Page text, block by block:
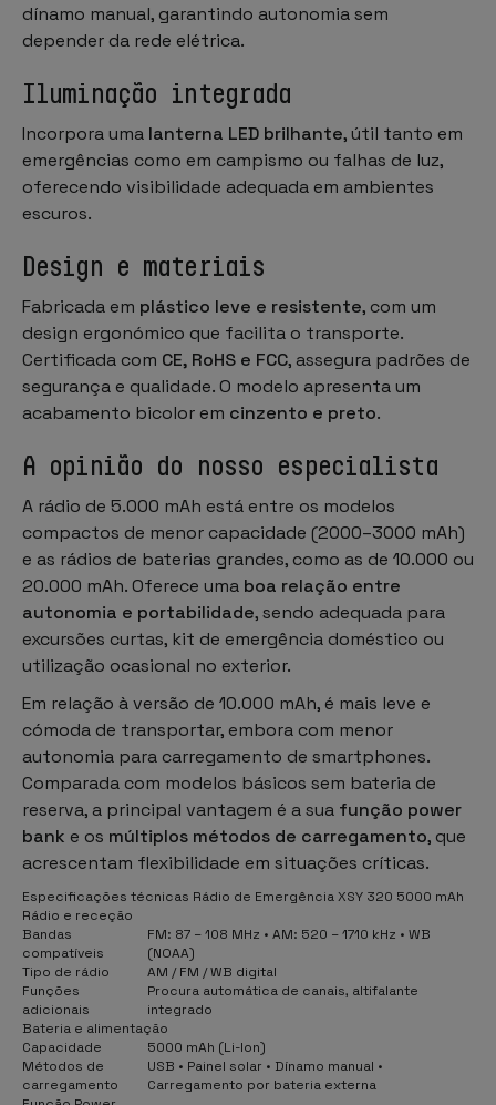
dínamo manual, garantindo autonomia sem
depender da rede elétrica.
Iluminação integrada
Incorpora uma lanterna LED brilhante, útil tanto em
emergências como em campismo ou falhas de luz,
oferecendo visibilidade adequada em ambientes
escuros.
Design e materiais
Fabricada em plástico leve e resistente, com um
design ergonómico que facilita o transporte.
Certificada com CE, RoHS e FCC, assegura padrões de
segurança e qualidade. O modelo apresenta um
acabamento bicolor em cinzento e preto.
A opinião do nosso especialista
A rádio de 5.000 mAh está entre os modelos
compactos de menor capacidade (2000–3000 mAh)
e as rádios de baterias grandes, como as de 10.000 ou
20.000 mAh. Oferece uma boa relação entre
autonomia e portabilidade, sendo adequada para
excursões curtas, kit de emergência doméstico ou
utilização ocasional no exterior.
Em relação à versão de 10.000 mAh, é mais leve e
cómoda de transportar, embora com menor
autonomia para carregamento de smartphones.
Comparada com modelos básicos sem bateria de
reserva, a principal vantagem é a sua função power
bank e os múltiplos métodos de carregamento, que
acrescentam flexibilidade em situações críticas.
Especificações técnicas Rádio de Emergência XSY 320 5000 mAh
Rádio e receção
Bandas
compatíveis
FM: 87 – 108 MHz • AM: 520 – 1710 kHz • WB
(NOAA)
Tipo de rádio
AM / FM / WB digital
Funções
adicionais
Procura automática de canais, altifalante
integrado
Bateria e alimentação
Capacidade
5000 mAh (Li-Ion)
Métodos de
carregamento
USB • Painel solar • Dínamo manual •
Carregamento por bateria externa